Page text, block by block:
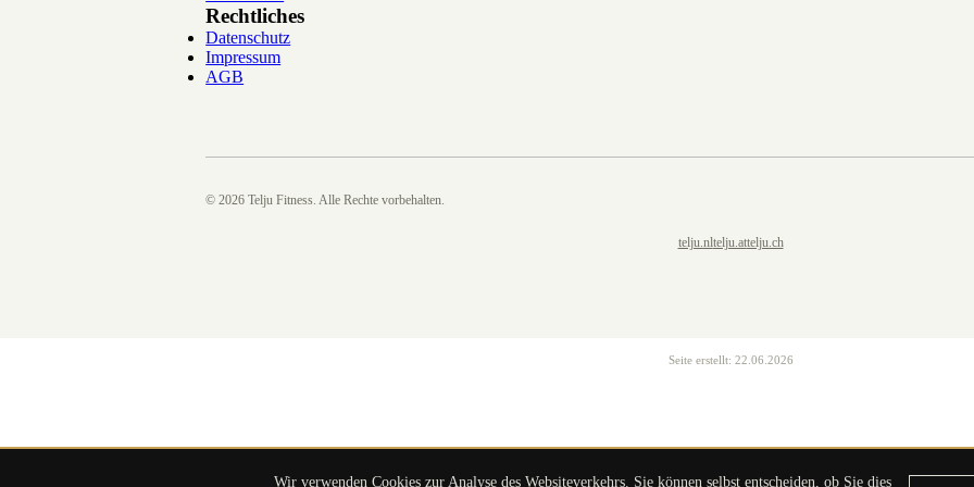
Rechtliches
Datenschutz
Impressum
AGB
©2026 Telju Fitness. Alle Rechte vorbehalten.
telju.nltelju.attelju.ch
Seite erstellt: 22.06.2026
Wir verwenden Cookies zur Analyse des Websiteverkehrs. Sie können selbst entscheiden, ob Sie dies